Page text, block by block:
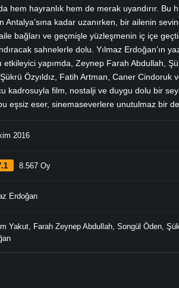
hem hayranlık hem de merak uyandırır. Bu
Antalya’sına kadar uzanırken, bir ailenin
bağları ve geçmişle yüzleşmenin iç içe
sahnelerle dolu. Yılmaz Erdoğan’ın
yapımda, Zeynep Farah Abdullah,
Özyıldız, Fatih Artman, Caner Cindoruk
kadrosuyla film, nostalji ve duygu dolu bir
bu eşsiz eser, sinemaseverlere unutulmaz bir
2016
8.567 Oy
Erdoğan
Yakut Farah Zeynep Abdullah Songül Öden